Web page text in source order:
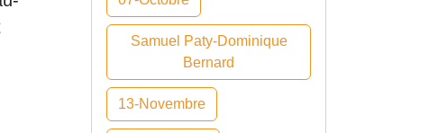
Samuel Paty-Dominique
Bernard
13-Novembre